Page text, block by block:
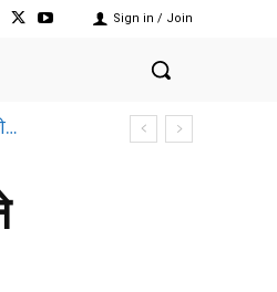
Sign in / Join